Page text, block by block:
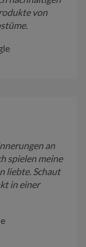
von
an
spielen meine
liebte. Schaut
in einer